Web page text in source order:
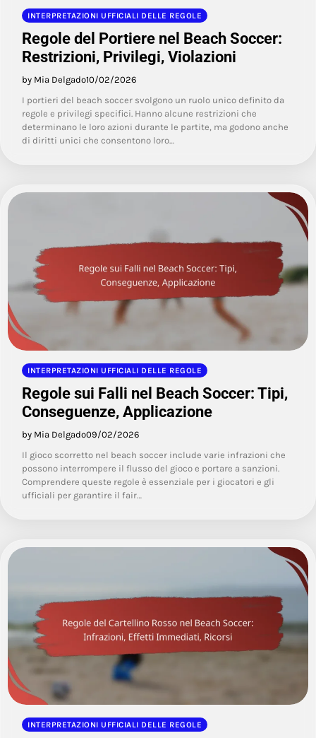
INTERPRETAZIONI UFFICIALI DELLE REGOLE
Regole del Portiere nel Beach Soccer:
Restrizioni, Privilegi, Violazioni
by Mia Delgado10/02/2026
I portieri del beach soccer svolgono un ruolo unico definito da
regole e privilegi specifici. Hanno alcune restrizioni che
determinano le loro azioni durante le partite, ma godono anche
di diritti unici che consentono loro…
INTERPRETAZIONI UFFICIALI DELLE REGOLE
Regole sui Falli nel Beach Soccer: Tipi,
Conseguenze, Applicazione
by Mia Delgado09/02/2026
Il gioco scorretto nel beach soccer include varie infrazioni che
possono interrompere il flusso del gioco e portare a sanzioni.
Comprendere queste regole è essenziale per i giocatori e gli
ufficiali per garantire il fair…
INTERPRETAZIONI UFFICIALI DELLE REGOLE